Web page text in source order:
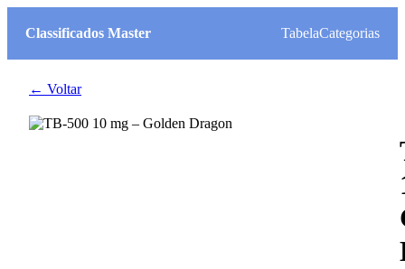
Classificados Master TabelaCategorias
← Voltar